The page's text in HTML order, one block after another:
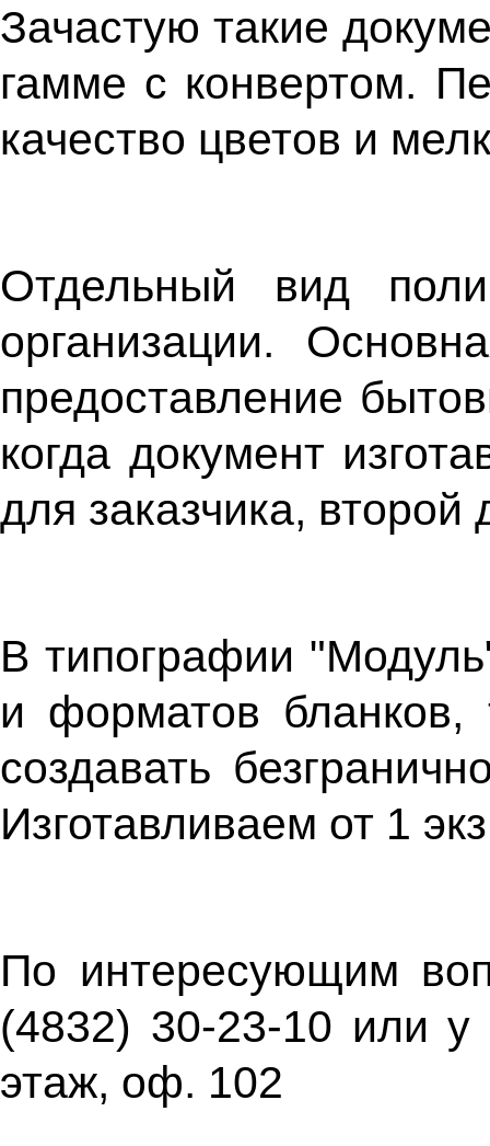
Зачастую такие
гамме с конвертом.
качество цветов и
Отдельный вид
организации.
предоставление
когда документ
для заказчика, второй
В типографии
и форматов бланков,
создавать
Изготавливаем от 1
По интересующим
(4832) 30-23-10 или
этаж, оф. 102